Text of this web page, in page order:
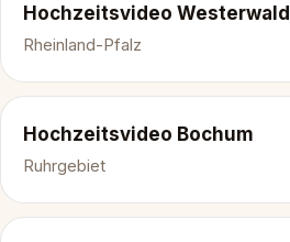
Hochzeitsvideo Westerwald
Rheinland-Pfalz
Hochzeitsvideo Bochum
Ruhrgebiet